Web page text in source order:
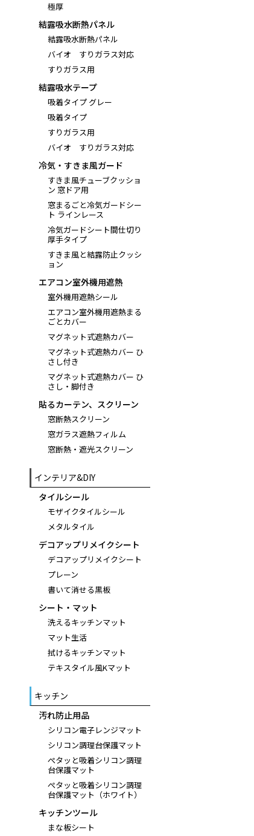
極厚
結露吸水断熱パネル
結露吸水断熱パネル
バイオ すりガラス対応
すりガラス用
結露吸水テープ
吸着タイプ グレー
吸着タイプ
すりガラス用
バイオ すりガラス対応
冷気・すきま風ガード
すきま風チューブクッショ
ン 窓ドア用
窓まるごと冷気ガードシー
ト ラインレース
冷気ガードシート間仕切り
厚手タイプ
すきま風と結露防止クッシ
ョン
エアコン室外機用遮熱
室外機用遮熱シール
エアコン室外機用遮熱まる
ごとカバー
マグネット式遮熱カバー
マグネット式遮熱カバー ひ
さし付き
マグネット式遮熱カバー ひ
さし・脚付き
貼るカーテン、スクリーン
窓断熱スクリーン
窓ガラス遮熱フィルム
窓断熱・遮光スクリーン
インテリア&DIY
タイルシール
モザイクタイルシール
メタルタイル
デコアップリメイクシート
デコアップリメイクシート
プレーン
書いて消せる黒板
シート・マット
洗えるキッチンマット
マット生活
拭けるキッチンマット
テキスタイル風Kマット
キッチン
汚れ防止用品
シリコン電子レンジマット
シリコン調理台保護マット
ぺタッと吸着シリコン調理
台保護マット
ぺタッと吸着シリコン調理
台保護マット（ホワイト）
キッチンツール
まな板シート